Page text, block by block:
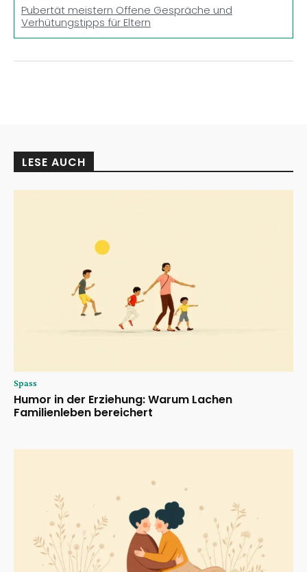
Pubertät meistern Offene Gespräche und
Verhütungstipps für Eltern
LESE AUCH
Spass
Humor in der Erziehung: Warum Lachen
Familienleben bereichert